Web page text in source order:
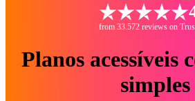
from 33.572 reviews on
Planos acessíveis
simples